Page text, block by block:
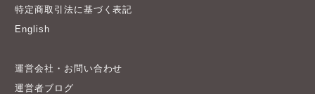
特定商取引法に基づく表記
English
運営会社・お問い合わせ
運営者ブログ